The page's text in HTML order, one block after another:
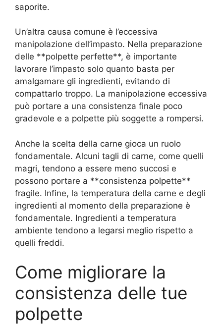
saporite.
Un’altra causa comune è l’eccessiva
manipolazione dell’impasto. Nella preparazione
delle **polpette perfette**, è importante
lavorare l’impasto solo quanto basta per
amalgamare gli ingredienti, evitando di
compattarlo troppo. La manipolazione eccessiva
può portare a una consistenza finale poco
gradevole e a polpette più soggette a rompersi.
Anche la scelta della carne gioca un ruolo
fondamentale. Alcuni tagli di carne, come quelli
magri, tendono a essere meno succosi e
possono portare a **consistenza polpette**
fragile. Infine, la temperatura della carne e degli
ingredienti al momento della preparazione è
fondamentale. Ingredienti a temperatura
ambiente tendono a legarsi meglio rispetto a
quelli freddi.
Come migliorare la
consistenza delle tue
polpette